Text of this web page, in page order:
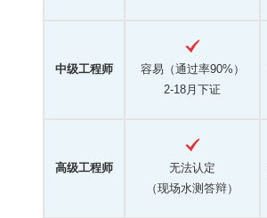
中级工程师
容易（通过率90%）
2-18月下证
高级工程师
无法认定
（现场水测答辩）